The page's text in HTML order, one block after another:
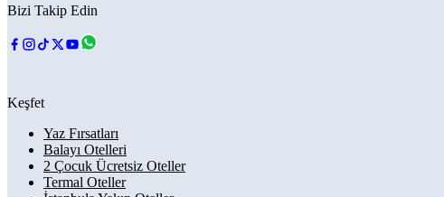
Bizi Takip Edin
Keşfet
Yaz Fırsatları
Balayı Otelleri
2 Çocuk Ücretsiz Oteller
Termal Oteller